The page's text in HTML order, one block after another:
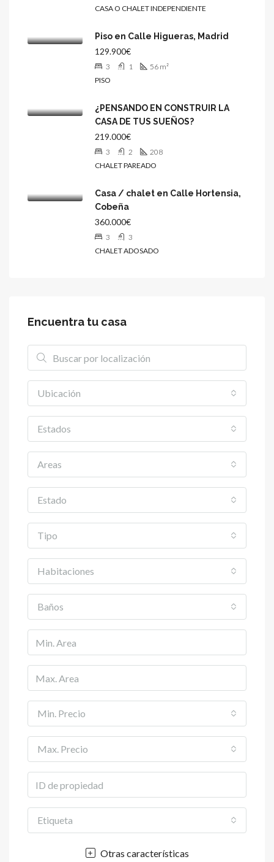
CASA O CHALET INDEPENDIENTE
Piso en Calle Higueras, Madrid
129.900€
3 1 56 m²
PISO
¿PENSANDO EN CONSTRUIR LA
CASA DE TUS SUEÑOS?
219.000€
3 2
208
CHALET PAREADO
Casa / chalet en Calle Hortensia,
Cobeña
360.000€
3
3
CHALET ADOSADO
Encuentra tu casa
Ubicación
Estados
Areas
Estado
Tipo
Habitaciones
Baños
Min. Precio
Max. Precio
Etiqueta
Otras características